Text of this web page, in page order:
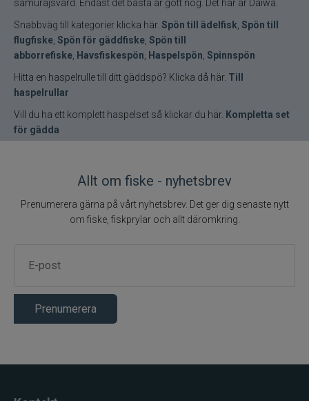
samurajsvärd. Endast det bästa är gott nog. Det här är Daiwa.
Snabbväg till kategorier klicka här. Spön till ädelfisk Spön till
flugfiske Spön för gäddfiske Spön till
abborrefiske Havsfiskespön Haspelspön Spinnspön
Hitta en haspelrulle till ditt gäddspö? Klicka då här. Till
haspelrullar
Vill du ha ett komplett haspelset så klickar du här. Kompletta set
för gädda
Allt om fiske - nyhetsbrev
Prenumerera gärna på vårt nyhetsbrev. Det ger dig senaste nytt
om fiske, fiskprylar och allt däromkring.
Prenumerera